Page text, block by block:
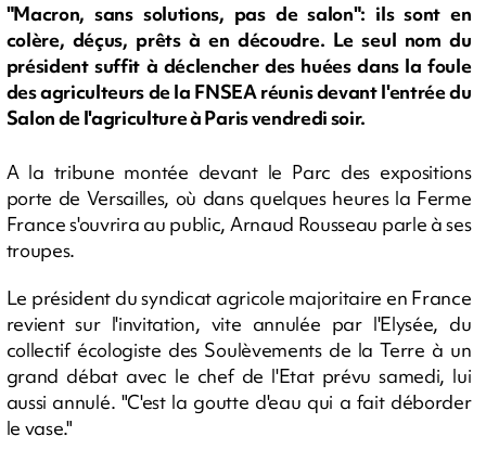
"Macron, sans solutions, pas de salon": ils sont en
colère, déçus, prêts à en découdre. Le seul nom du
président suffit à déclencher des huées dans la foule
des agriculteurs de la FNSEA réunis devant l'entrée du
Salon de l'agriculture à Paris vendredi soir.
A la tribune montée devant le Parc des expositions
porte de Versailles, où dans quelques heures la Ferme
France s'ouvrira au public, Arnaud Rousseau parle à ses
troupes.
Le président du syndicat agricole majoritaire en France
revient sur l'invitation, vite annulée par l'Elysée, du
collectif écologiste des Soulèvements de la Terre à un
grand débat avec le chef de l'Etat prévu samedi, lui
aussi annulé. "C'est la goutte d'eau qui a fait déborder
le vase."